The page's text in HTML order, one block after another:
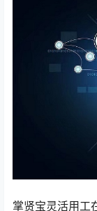
掌贤宝灵活用工